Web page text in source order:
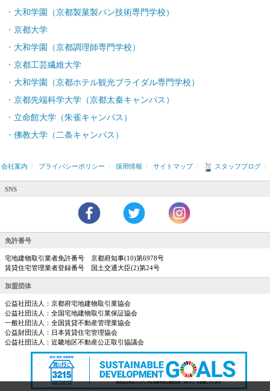
大和学園（京都製菓製パン技術専門学校）
京都大学
大和学園（京都調理師専門学校）
京都工芸繊維大学
大和学園（京都ホテル観光ブライダル専門学校）
京都先端科学大学（京都太秦キャンパス）
立命館大学（朱雀キャンパス）
佛教大学（二条キャンパス）
会社案内 プライバシーポリシー 採用情報 サイトマップ スタッフブログ
SNS
免許番号
宅地建物取引業者免許番号 京都府知事(10)第6978号
賃貸住宅管理業者登録番号 国土交通大臣(2)第24号
加盟団体
公益社団法人：京都府宅地建物取引業協会
公益社団法人：全国宅地建物取引業保証協会
一般社団法人：全国賃貸不動産管理業協会
公益財団法人：日本賃貸住宅管理協会
公益社団法人：近畿地区不動産公正取引協議会